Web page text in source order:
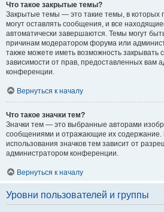
Что такое закрытые темы?
Закрытые темы — это такие темы, в которых
могут оставлять сообщения, и все
автоматически завершаются. Темы могут
причинам модератором форума или
также можете иметь возможность закрывать
зависимости от прав, предоставленных вам
конференции.
Вернуться к началу
Что такое значки тем?
Значки тем — это выбранные авторами
сообщениями и отражающие их содержание.
использования значков тем зависит от
администратором конференции.
Вернуться к началу
Уровни пользователей и группы